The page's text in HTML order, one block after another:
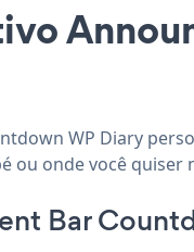
WP Diary
onde você quiser
Bar